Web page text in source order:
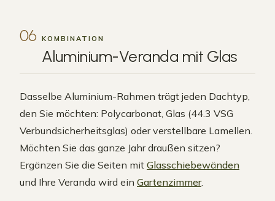
06 KOMBINATION
Aluminium-Veranda mit Glas
Dasselbe Aluminium-Rahmen trägt jeden Dachtyp,
den Sie möchten: Polycarbonat, Glas (44.3 VSG
Verbundsicherheitsglas) oder verstellbare Lamellen.
Möchten Sie das ganze Jahr draußen sitzen?
Ergänzen Sie die Seiten mit Glasschiebewänden
und Ihre Veranda wird ein Gartenzimmer.